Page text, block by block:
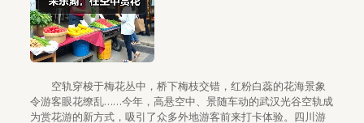
空轨穿梭于梅花丛中，桥下梅枝交错，红粉白蕊的花海景象
令游客眼花缭乱……今年，高悬空中、景随车动的武汉光谷空轨成
为赏花游的新方式，吸引了众多外地游客前来打卡体验。四川游